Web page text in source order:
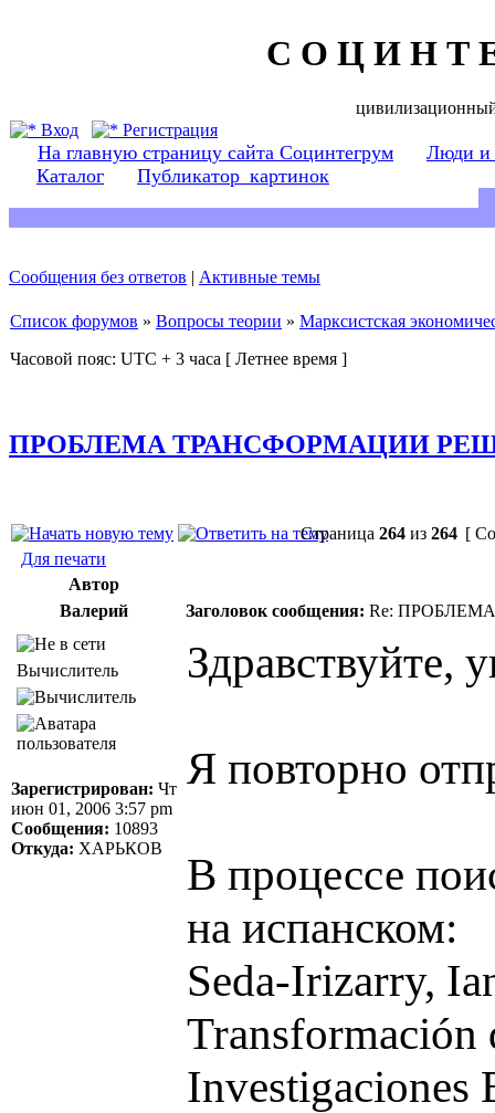
С О Ц И Н Т
Вход
Регистрация
На главную страницу сайта Социнтегрум
Люди и
Каталог
Публикатор_картинок
Сообщения без ответов | Активные темы
Список форумов » Вопросы теории » Марксистская
Часовой пояс: UTC + 3 часа [ Летнее время ]
ПРОБЛЕМА ТРАНСФОРМАЦИИ
Страница 264 из 264 [
Для печати
Автор
Валерий
Заголовок сообщения: Re:
Вычислитель
Зарегистрирован: Чт
июн 01, 2006 3:57 pm
Сообщения: 10893
Откуда: ХАРЬКОВ
Здравствуйте,
Я повторно
В процессе
на испанском:
Seda-Irizarry,
Transformación
Investigaciones